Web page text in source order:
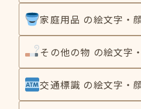
家庭用品 の絵文字・
その他の物 の絵文字
交通標識 の絵文字・